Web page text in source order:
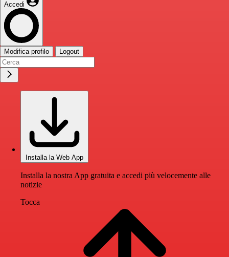
Accedi
Modifica profilo Logout
Installa la Web App
Installa la nostra App gratuita e accedi più velocemente alle
notizie
Tocca